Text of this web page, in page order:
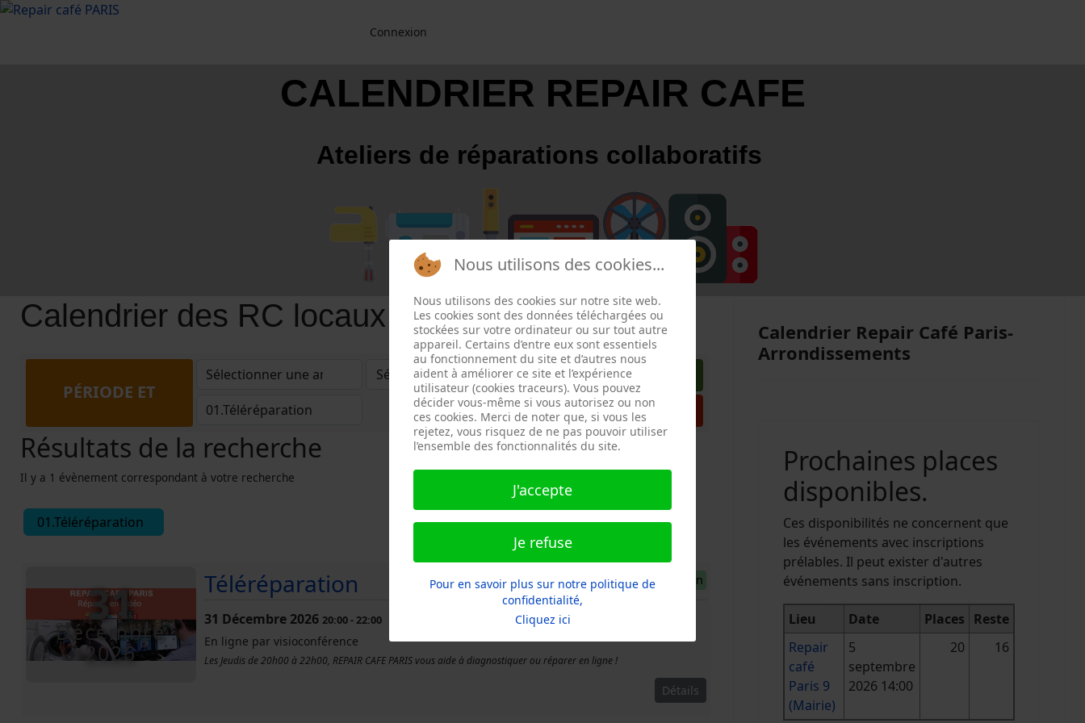
Connexion
CALENDRIER REPAIR CAFE
Ateliers de réparations collaboratifs
Calendrier des RC locaux
PÉRIODE ET
QUARTIER
Rechercher
Réinitialiser
Résultats de la recherche
Il y a 1 évènement correspondant à votre recherche
01.Téléréparation
31
Décembre
2026
Téléréparation 01.Téléréparation
31 Décembre 2026 20:00- 22:00
En ligne par visioconférence
Les Jeudis de 20h00 à 22h00, REPAIR CAFE PARIS vous aide à diagnostiquer ou réparer en ligne !
Détails
Calendrier Repair Café Paris-
Arrondissements
Prochaines places
disponibles.
Ces disponibilités ne concernent que
les événements avec inscriptions
prélables. Il peut exister d'autres
événements sans inscription.
Lieu Date Places Reste
Repair
café
Paris 9
(Mairie)
5
septembre
2026 14:00
20 16
Nous utilisons des cookies...
Nous utilisons des cookies sur notre site web.
Les cookies sont des données téléchargées ou
stockées sur votre ordinateur ou sur tout autre
appareil. Certains d’entre eux sont essentiels
au fonctionnement du site et d’autres nous
aident à améliorer ce site et l’expérience
utilisateur (cookies traceurs). Vous pouvez
décider vous-même si vous autorisez ou non
ces cookies. Merci de noter que, si vous les
rejetez, vous risquez de ne pas pouvoir utiliser
l’ensemble des fonctionnalités du site.
J'accepte
Je refuse
Pour en savoir plus sur notre politique de
confidentialité,
Cliquez ici